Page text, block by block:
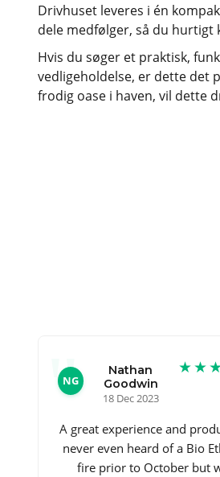
Drivhuset leveres i én
dele medfølger, så du hurtigt
Hvis du søger et praktisk,
vedligeholdelse, er dette det
frodig oase i haven, vil dette
NG
Nathan
Goodwin
18 Dec 2023
A great experience and
never even heard of a Bio
fire prior to October but